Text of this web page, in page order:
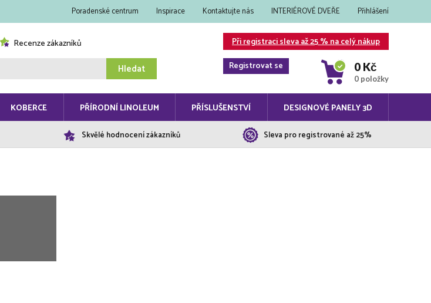
Poradenské centrum Inspirace Kontaktujte nás INTERIÉROVÉ DVEŘE Přihlášení
Recenze zákazníků
Hledat
Při registraci sleva až 25 % na celý nákup
Registrovat se
0 Kč
0 položky
KOBERCE PŘÍRODNÍ LINOLEUM PŘÍSLUŠENSTVÍ DESIGNOVÉ PANELY 3D
Skvělé hodnocení zákazníků Sleva pro registrované až 25%